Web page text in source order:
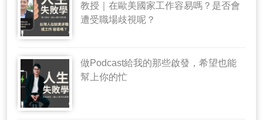
教授｜在歐美國家工作容易嗎？是否會
遭受職場歧視呢？
做Podcast給我的那些啟發，希望也能
幫上你的忙